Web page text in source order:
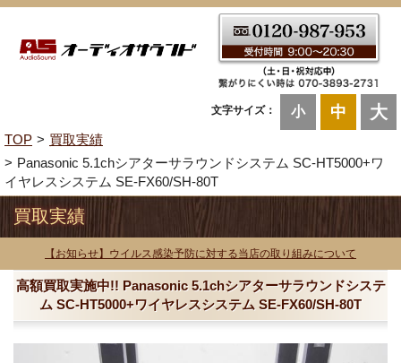
文字サイズ： 小 中 大
TOP
買取実績
Panasonic 5.1chシアターサラウンドシステム SC-HT5000+ワ
イヤレスシステム SE-FX60/SH-80T
買取実績
【お知らせ】ウイルス感染予防に対する当店の取り組みについて
高額買取実施中!! Panasonic 5.1chシアターサラウンドシステ
ム SC-HT5000+ワイヤレスシステム SE-FX60/SH-80T